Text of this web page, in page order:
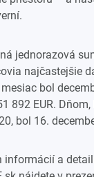
jednorazová
najčastejšie
bol
892 EUR.
bol 16.
informácií a